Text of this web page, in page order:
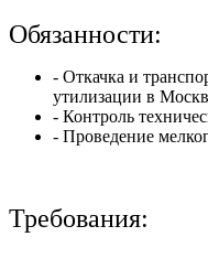
Обязанности:
- Откачка и
утилизации в
- Контроль
- Проведение
Требования: